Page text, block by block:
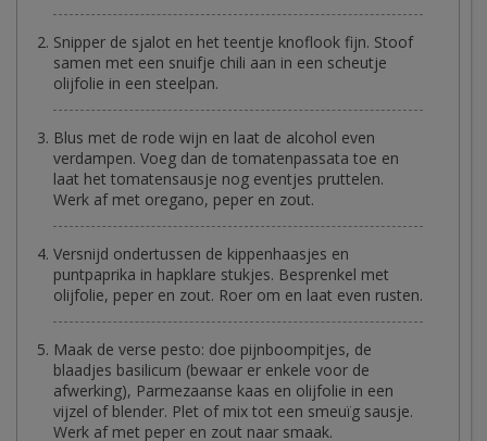
Snipper de sjalot en het teentje knoflook fijn. Stoof
samen met een snuifje chili aan in een scheutje
olijfolie in een steelpan.
Blus met de rode wijn en laat de alcohol even
verdampen. Voeg dan de tomatenpassata toe en
laat het tomatensausje nog eventjes pruttelen.
Werk af met oregano, peper en zout.
Versnijd ondertussen de kippenhaasjes en
puntpaprika in hapklare stukjes. Besprenkel met
olijfolie, peper en zout. Roer om en laat even rusten.
Maak de verse pesto: doe pijnboompitjes, de
blaadjes basilicum (bewaar er enkele voor de
afwerking), Parmezaanse kaas en olijfolie in een
vijzel of blender. Plet of mix tot een smeuïg sausje.
Werk af met peper en zout naar smaak.